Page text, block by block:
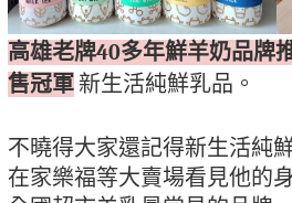
高雄老牌40多年鮮羊奶品牌
售冠軍 新生活純鮮乳品。
不曉得大家還記得新生活純
在家樂福等大賣場看見他的